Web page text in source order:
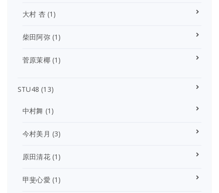
大村 杏(1)
柴田阿弥(1)
菅原茉椰(1)
STU48 (13)
中村舞 (1)
今村美月 (3)
原田清花(1)
甲斐心愛 (1)